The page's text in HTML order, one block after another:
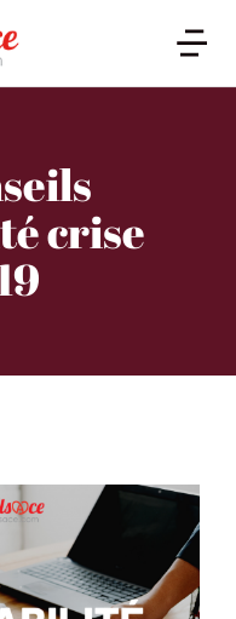
crise